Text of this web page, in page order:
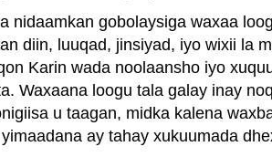
nidaamkan gobolaysiga waxaa
diin, luuqad, jinsiyad, iyo wixii la
Karin wada noolaansho iyo
Waxaana loogu tala galay inay
u taagan, midka kalena
ay tahay xukuumada